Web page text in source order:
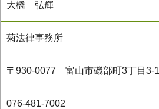
大橋 弘輝
菊法律事務所
〒930-0077 富山市磯部町3丁目3-
076-481-7002